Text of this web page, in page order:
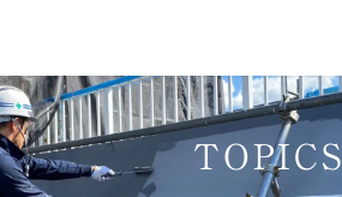
コ
ン
テ
ン
ツ
ナ
ビ
ゲ
ー
シ
TOPICS